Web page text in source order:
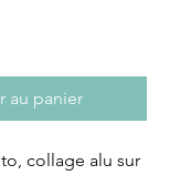
au panier
collage alu sur